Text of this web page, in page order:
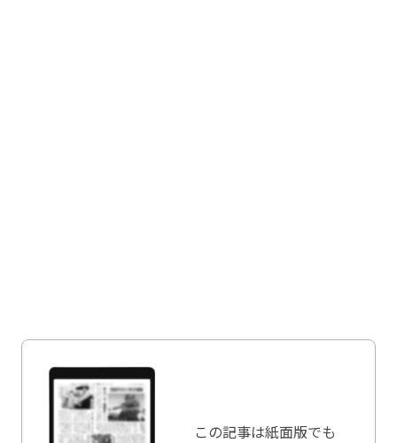
この記事は紙面版でも